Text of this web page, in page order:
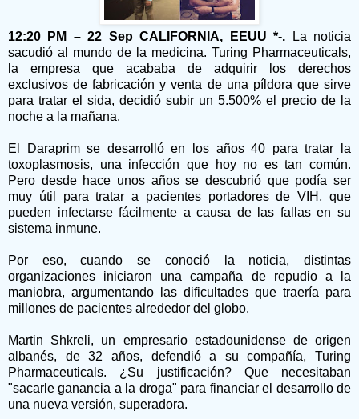
12:20 PM – 22 Sep CALIFORNIA, EEUU *-. La noticia
sacudió al mundo de la medicina. Turing Pharmaceuticals,
la empresa que acababa de adquirir los derechos
exclusivos de fabricación y venta de una píldora que sirve
para tratar el sida, decidió subir un 5.500% el precio de la
noche a la mañana.
El Daraprim se desarrolló en los años 40 para tratar la
toxoplasmosis, una infección que hoy no es tan común.
Pero desde hace unos años se descubrió que podía ser
muy útil para tratar a pacientes portadores de VIH, que
pueden infectarse fácilmente a causa de las fallas en su
sistema inmune.
Por eso, cuando se conoció la noticia, distintas
organizaciones iniciaron una campaña de repudio a la
maniobra, argumentando las dificultades que traería para
millones de pacientes alrededor del globo.
Martin Shkreli, un empresario estadounidense de origen
albanés, de 32 años, defendió a su compañía, Turing
Pharmaceuticals. ¿Su justificación? Que necesitaban
"sacarle ganancia a la droga" para financiar el desarrollo de
una nueva versión, superadora.